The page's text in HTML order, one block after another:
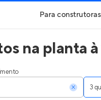
Para construtoras
Geração de
Geração de
na planta à
3